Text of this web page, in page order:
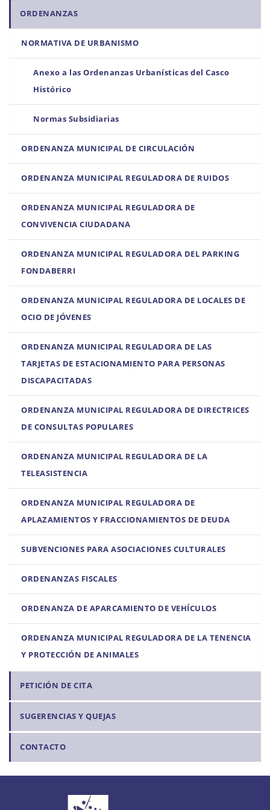
n
ORDENANZAS
NORMATIVA DE URBANISMO
Anexo a las Ordenanzas Urbanísticas del Casco
Histórico
Normas Subsidiarias
ORDENANZA MUNICIPAL DE CIRCULACIÓN
ORDENANZA MUNICIPAL REGULADORA DE RUIDOS
ORDENANZA MUNICIPAL REGULADORA DE
CONVIVENCIA CIUDADANA
ORDENANZA MUNICIPAL REGULADORA DEL PARKING
FONDABERRI
ORDENANZA MUNICIPAL REGULADORA DE LOCALES DE
OCIO DE JÓVENES
ORDENANZA MUNICIPAL REGULADORA DE LAS
TARJETAS DE ESTACIONAMIENTO PARA PERSONAS
DISCAPACITADAS
ORDENANZA MUNICIPAL REGULADORA DE DIRECTRICES
DE CONSULTAS POPULARES
ORDENANZA MUNICIPAL REGULADORA DE LA
TELEASISTENCIA
ORDENANZA MUNICIPAL REGULADORA DE
APLAZAMIENTOS Y FRACCIONAMIENTOS DE DEUDA
SUBVENCIONES PARA ASOCIACIONES CULTURALES
ORDENANZAS FISCALES
ORDENANZA DE APARCAMIENTO DE VEHÍCULOS
ORDENANZA MUNICIPAL REGULADORA DE LA TENENCIA
Y PROTECCIÓN DE ANIMALES
PETICIÓN DE CITA
SUGERENCIAS Y QUEJAS
CONTACTO